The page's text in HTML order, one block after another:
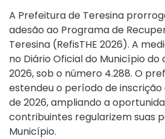
A Prefeitura de Teresina
adesão ao Programa de
Teresina (RefisTHE 2026). A
no Diário Oficial do Município do
2026, sob o número 4.288. O
estendeu o período de inscrição
de 2026, ampliando a
contribuintes regularizem suas
Município.